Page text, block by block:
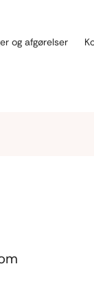
og afgørelser